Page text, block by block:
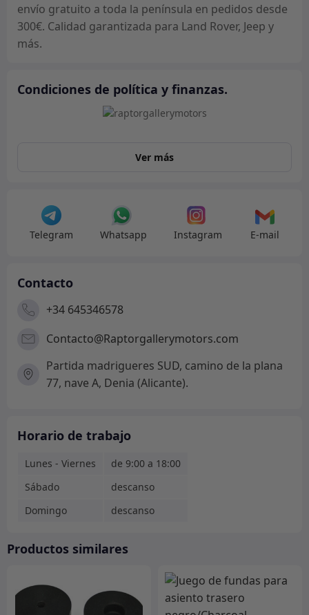
envío gratuito a toda la península en pedidos desde
300€. Calidad garantizada para Land Rover, Jeep y
más.
Condiciones de política y finanzas.
Ver más
Telegram Whatsapp Instagram E-mail
Contacto
+34 645346578
Contacto@Raptorgallerymotors.com
Partida madrigueres SUD, camino de la plana
77, nave A, Denia (Alicante).
Horario de trabajo
Lunes - Viernes
de 9:00 a 18:00
Sábado
descanso
Domingo
descanso
Productos similares